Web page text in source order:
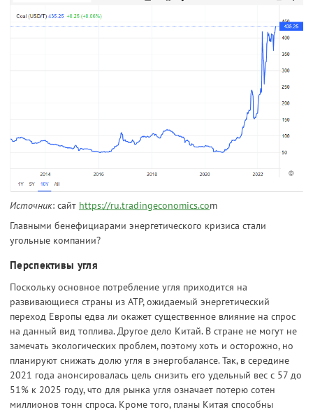
Источник: сайт https://ru.tradingeconomics.com
Главными бенефициарами энергетического кризиса стали
угольные компании?
Перспективы угля
Поскольку основное потребление угля приходится на
развивающиеся страны из АТР, ожидаемый энергетический
переход Европы едва ли окажет существенное влияние на спрос
на данный вид топлива. Другое дело Китай. В стране не могут не
замечать экологических проблем, поэтому хоть и осторожно, но
планируют снижать долю угля в энергобалансе. Так, в середине
2021 года анонсировалась цель снизить его удельный вес с 57 до
51% к 2025 году, что для рынка угля означает потерю сотен
миллионов тонн спроса. Кроме того, планы Китая способны